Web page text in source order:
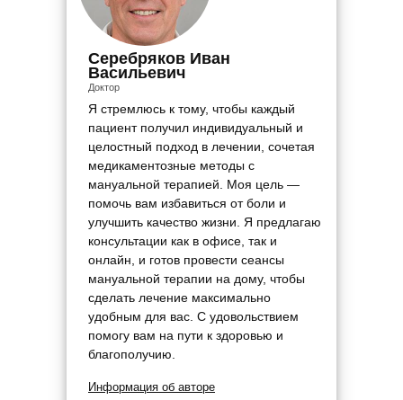
Серебряков Иван
Васильевич
Доктор
Я стремлюсь к тому, чтобы каждый
пациент получил индивидуальный и
целостный подход в лечении, сочетая
медикаментозные методы с
мануальной терапией. Моя цель —
помочь вам избавиться от боли и
улучшить качество жизни. Я предлагаю
консультации как в офисе, так и
онлайн, и готов провести сеансы
мануальной терапии на дому, чтобы
сделать лечение максимально
удобным для вас. С удовольствием
помогу вам на пути к здоровью и
благополучию.
Информация об авторе